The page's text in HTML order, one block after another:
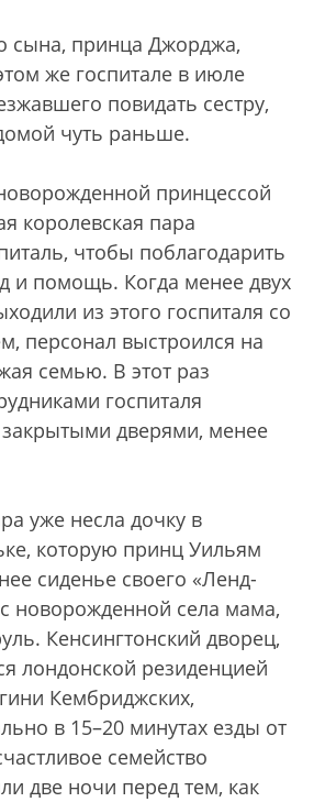
сына, принца Джорджа,
же госпитале в июле
повидать сестру,
чуть раньше.
принцессой
королевская пара
чтобы поблагодарить
и помощь. Когда менее двух
из этого госпиталя со
персонал выстроился на
семью. В этот раз
госпиталя
дверями, менее
уже несла дочку в
которую принц Уильям
сиденье своего «Ленд-
новорожденной села мама,
Кенсингтонский дворец,
лондонской резиденцией
Кембриджских,
в 15–20 минутах езды от
семейство
две ночи перед тем, как